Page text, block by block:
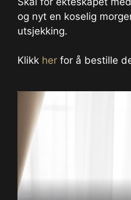
og nyt en koselig
utsjekking.
Klikk her for å bestille